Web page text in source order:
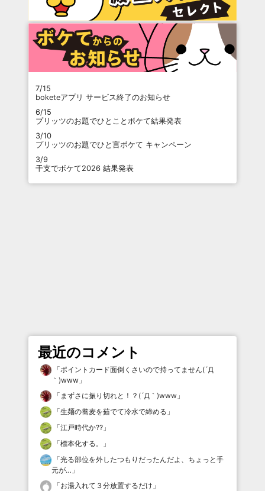
7/15
boketeアプリ サービス終了のお知らせ
6/15
プリッツのお題でひとことボケて結果発表
3/10
プリッツのお題でひと言ボケて キャンペーン
3/9
干支でボケて2026 結果発表
最近のコメント
「ポイントカード面倒くさいので持ってません(´Д
｀)www 」
「 まずさに振り切れと！？(´Д｀)www 」
「生麺の蕎麦を茹でて冷水で締める 」
「江戸時代か⁇ 」
「標本化する。
」
「光る部位を外したつもりだったんだよ、ちょっと手
元が… 」
「お湯入れて３分放置するだけ 」